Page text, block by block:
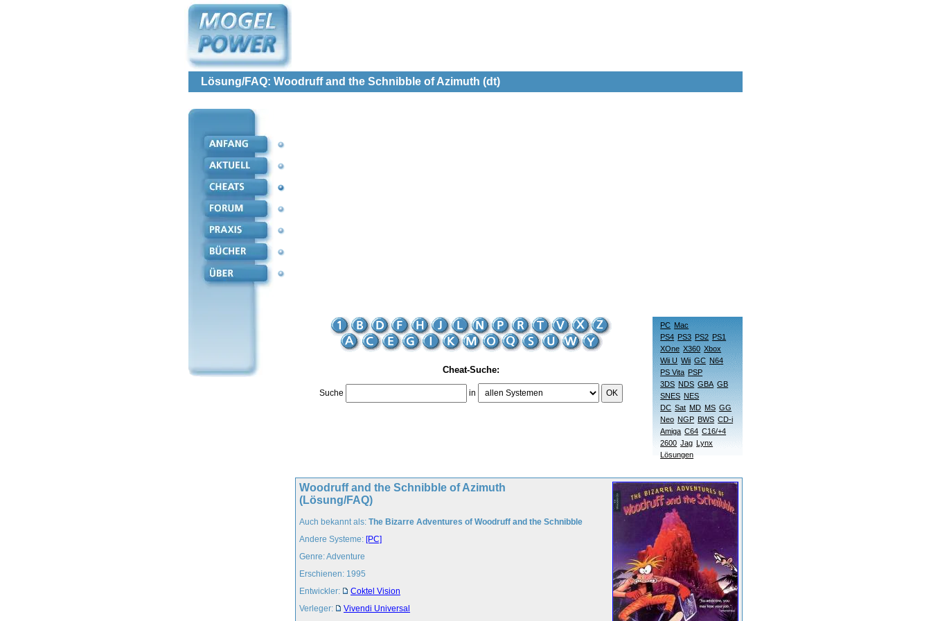
Lösung/FAQ: Woodruff and the Schnibble of Azimuth (dt)
Cheat-Suche:
Suche in OK
PC Mac
PS4 PS3 PS2 PS1
XOne X360 Xbox
Wii U Wii GC N64
PS Vita PSP
3DS NDS GBA GB
SNES NES
DC Sat MD MS GG
Neo NGP BWS CD-i
Amiga C64 C16/+4
2600 Jag Lynx
Lösungen
Woodruff and the Schnibble of Azimuth
(Lösung/FAQ)
Auch bekannt als: The Bizarre Adventures of Woodruff and the Schnibble
Andere Systeme: [PC]
Genre: Adventure
Erschienen: 1995
Entwickler:
Coktel Vision
Verleger:
Vivendi Universal